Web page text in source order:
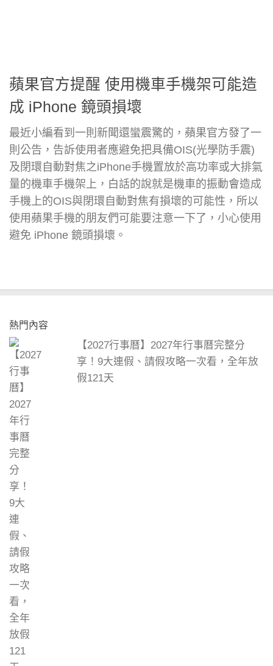
蘋果官方提醒 使用機車手機架可能造
成 iPhone 鏡頭損壞
最近小編看到一則新聞還蠻震驚的，蘋果官方發了一
則公告，告訴使用者應避免把具備OIS(光學防手震)
及閉環自動對焦之iPhone手機置放於高功率或大排氣
量的機車手機架上，白話的說就是機車的振動會造成
手機上的OIS與閉環自動對焦有損壞的可能性，所以
使用蘋果手機的朋友們可能要注意一下了，小心使用
避免 iPhone 鏡頭損壞。
熱門內容
【2027行事曆】2027年行事曆完整分
享！9大連假、請假攻略一次看，全年放
假121天